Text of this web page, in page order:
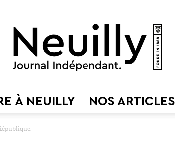
Neuilly
À NEUILLY NOS ARTICLES